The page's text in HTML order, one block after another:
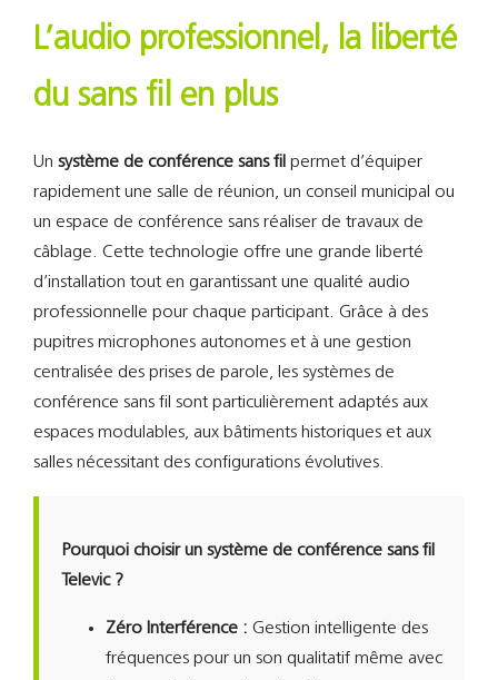
L’audio professionnel, la liberté
du sans fil en plus
Un système de conférence sans fil permet d’équiper
rapidement une salle de réunion, un conseil municipal ou
un espace de conférence sans réaliser de travaux de
câblage. Cette technologie offre une grande liberté
d’installation tout en garantissant une qualité audio
professionnelle pour chaque participant. Grâce à des
pupitres microphones autonomes et à une gestion
centralisée des prises de parole, les systèmes de
conférence sans fil sont particulièrement adaptés aux
espaces modulables, aux bâtiments historiques et aux
salles nécessitant des configurations évolutives.
Pourquoi choisir un système de conférence sans fil
Televic ?
Zéro Interférence : Gestion intelligente des
fréquences pour un son qualitatif même avec